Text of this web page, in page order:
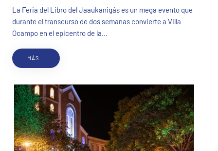
La Feria del Libro del Jaaukanigás es un mega evento que
durante el transcurso de dos semanas convierte a Villa
Ocampo en el epicentro de la...
MÁS...